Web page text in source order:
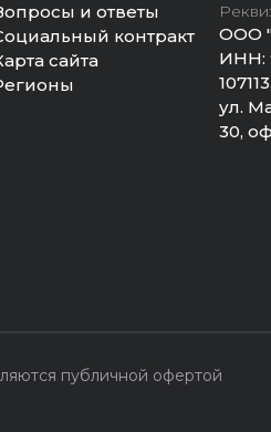
и ответы
контракт
сайта
ООО
ИНН:
ул.
30,
публичной офертой